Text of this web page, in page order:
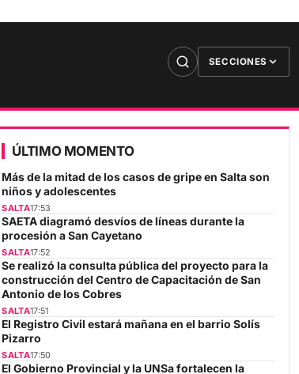
SECCIONES
Más de la mitad de los casos de gripe en Salta son
niños y adolescentes
SALTA17:53
SAETA diagramó desvíos de líneas durante la
procesión a San Cayetano
SALTA17:52
Se realizó la consulta pública del proyecto para la
construcción del Centro de Capacitación de San
Antonio de los Cobres
SALTA17:51
El Registro Civil estará mañana en el barrio Solís
Pizarro
SALTA17:50
El Gobierno Provincial y la UNSa fortalecen la
mediación como herramienta para resolver